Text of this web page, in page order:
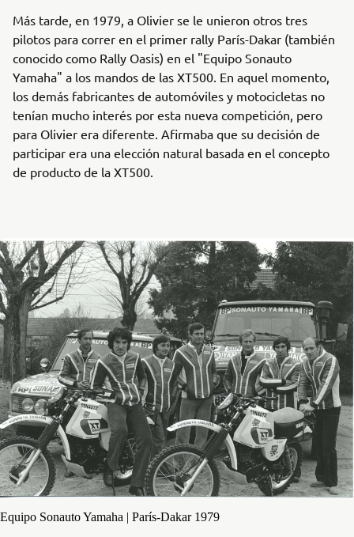
Más tarde, en 1979, a Olivier se le unieron otros tres
pilotos para correr en el primer rally París-Dakar (también
conocido como Rally Oasis) en el "Equipo Sonauto
Yamaha" a los mandos de las XT500. En aquel momento,
los demás fabricantes de automóviles y motocicletas no
tenían mucho interés por esta nueva competición, pero
para Olivier era diferente. Afirmaba que su decisión de
participar era una elección natural basada en el concepto
de producto de la XT500.
Equipo Sonauto Yamaha | París-Dakar 1979